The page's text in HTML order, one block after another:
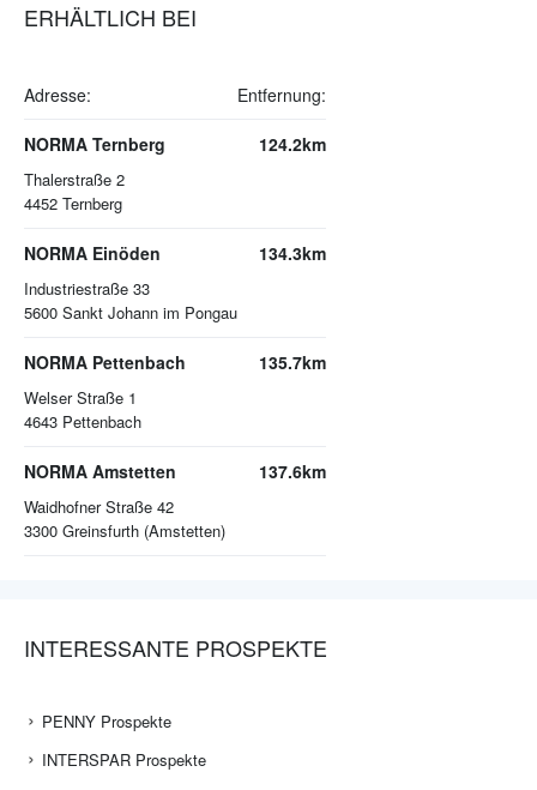
ERHÄLTLICH BEI
Adresse: Entfernung:
NORMA Ternberg
Thalerstraße 2
4452 Ternberg
124.2km
NORMA Einöden
Industriestraße 33
5600 Sankt Johann im Pongau
134.3km
NORMA Pettenbach
Welser Straße 1
4643 Pettenbach
135.7km
NORMA Amstetten
Waidhofner Straße 42
3300 Greinsfurth (Amstetten)
137.6km
INTERESSANTE PROSPEKTE
PENNY Prospekte
INTERSPAR Prospekte